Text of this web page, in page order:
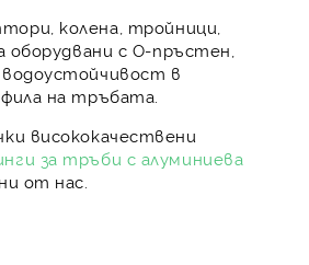
колена тройници
оборудвани с О-пръстен,
в
на тръбата.
висококачествени
за тръби с алуминиева
от нас.